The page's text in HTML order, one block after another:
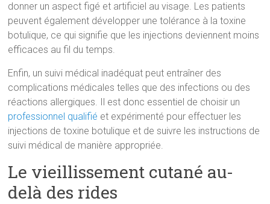
donner un aspect figé et artificiel au visage. Les patients
peuvent également développer une tolérance à la toxine
botulique, ce qui signifie que les injections deviennent moins
efficaces au fil du temps.
Enfin, un suivi médical inadéquat peut entraîner des
complications médicales telles que des infections ou des
réactions allergiques. Il est donc essentiel de choisir un
professionnel qualifié et expérimenté pour effectuer les
injections de toxine botulique et de suivre les instructions de
suivi médical de manière appropriée.
Le vieillissement cutané au-
delà des rides